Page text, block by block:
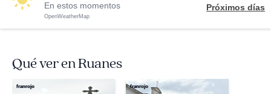
En estos momentos
OpenWeatherMap
Próximos días
Qué ver en Ruanes
franrojo franrojo